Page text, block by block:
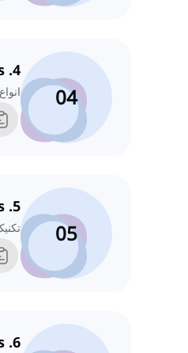
04
4. Types of Visual Arts
05
5. Art Techniques
6. Visual Artists